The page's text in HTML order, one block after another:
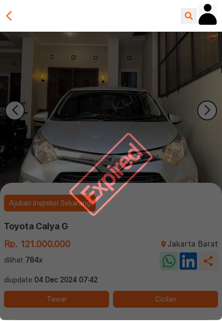
Expired
Ajukan Inspeksi Sekarang
Toyota Calya G
Rp. 121.000.000
Jakarta Barat
dilihat 784x
diupdate 04 Dec 2024 07:42
Tawar Cicilan